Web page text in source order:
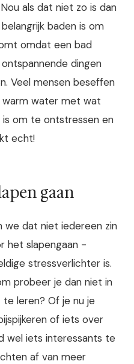
als dat niet zo is dan
baden is om
omdat een bad
dingen
Veel mensen beseffen
warm water met wat
is om te ontstressen en
echt!
gaan
dat niet iedereen zin
het slapengaan -
stressverlichter is.
probeer je dan niet in
te leren? Of je nu je
of iets over
wel iets interessants te
af van meer